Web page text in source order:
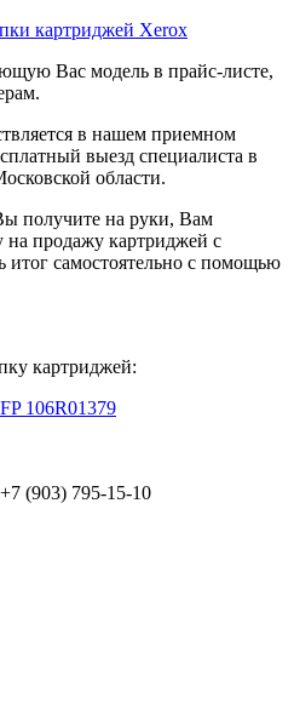
картриджей Xerox
Вас модель в прайс-листе,
в нашем приемном
выезд специалиста в
области.
получите на руки, Вам
на продажу картриджей с
итог самостоятельно с помощью
картриджей:
106R01379
+7 (903) 795-15-10